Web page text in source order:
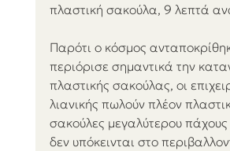
πλαστική σακούλα, 9 λεπτά
Παρότι ο κόσμος
περιόρισε σημαντικά την
πλαστικής σακούλας, οι
λιανικής πωλούν πλέον
σακούλες μεγαλύτερου πάχους
δεν υπόκεινται στο